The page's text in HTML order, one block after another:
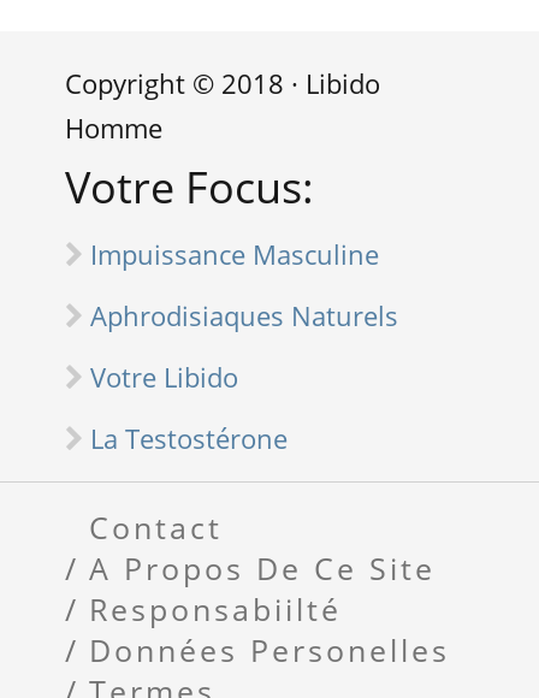
Copyright © 2018 · Libido
Homme
Votre Focus:
Impuissance Masculine
Aphrodisiaques Naturels
Votre Libido
La Testostérone
Contact
A Propos De Ce Site
Responsabiilté
Données Personelles